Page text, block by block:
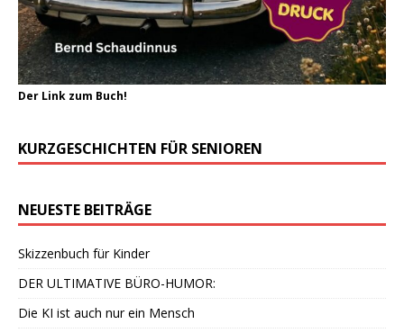
Der Link zum Buch!
KURZGESCHICHTEN FÜR SENIOREN
NEUESTE BEITRÄGE
Skizzenbuch für Kinder
DER ULTIMATIVE BÜRO-HUMOR:
Die KI ist auch nur ein Mensch